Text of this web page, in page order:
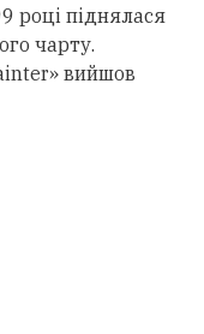
році піднялася
чарту.
вийшов